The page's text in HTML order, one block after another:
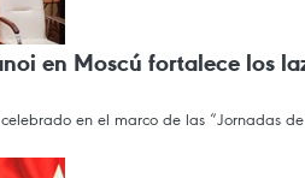
en Moscú fortalece los
en el marco de las “Jornadas